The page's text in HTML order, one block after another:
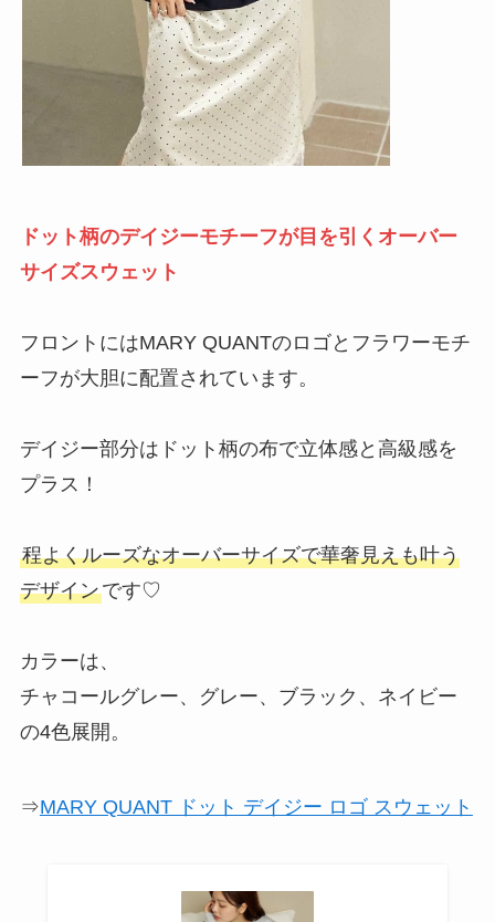
ドット柄のデイジーモチーフが目を引くオーバー
サイズスウェット
フロントにはMARY QUANTのロゴとフラワーモチ
ーフが大胆に配置されています。
デイジー部分はドット柄の布で立体感と高級感を
プラス！
程よくルーズなオーバーサイズで華奢見えも叶う
デザインです♡
カラーは、
チャコールグレー、グレー、ブラック、ネイビー
の4色展開。
⇒MARY QUANT ドット デイジー ロゴ スウェット